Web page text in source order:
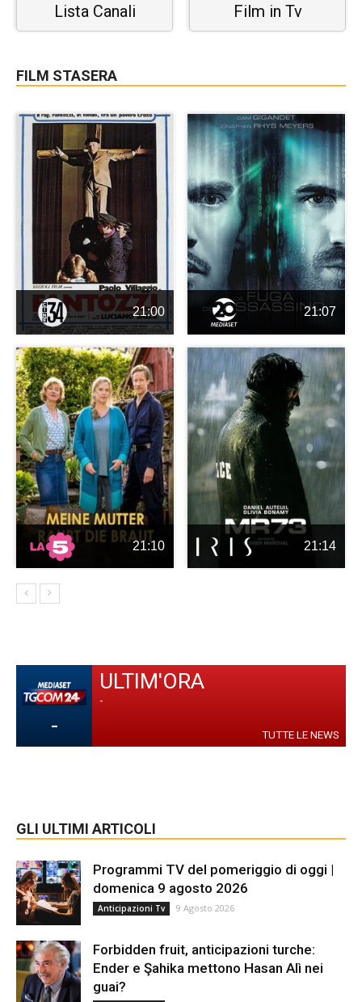
Lista Canali Film in Tv
FILM STASERA
21:00 21:07
21:10 21:14
-
ULTIM'ORA
-
TUTTE LE NEWS
GLI ULTIMI ARTICOLI
Programmi TV del pomeriggio di oggi |
domenica 9 agosto 2026
Anticipazioni Tv 9 Agosto 2026
Forbidden fruit, anticipazioni turche:
Ender e Şahika mettono Hasan Alì nei
guai?